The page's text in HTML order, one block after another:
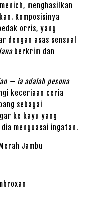
menghasilkan
Komposisinya
orris, yang
dengan asas sensual
berkrim dan
— ia adalah pesona
keceriaan ceria
sebagai
ke kayu yang
menguasai ingatan.
Jambu